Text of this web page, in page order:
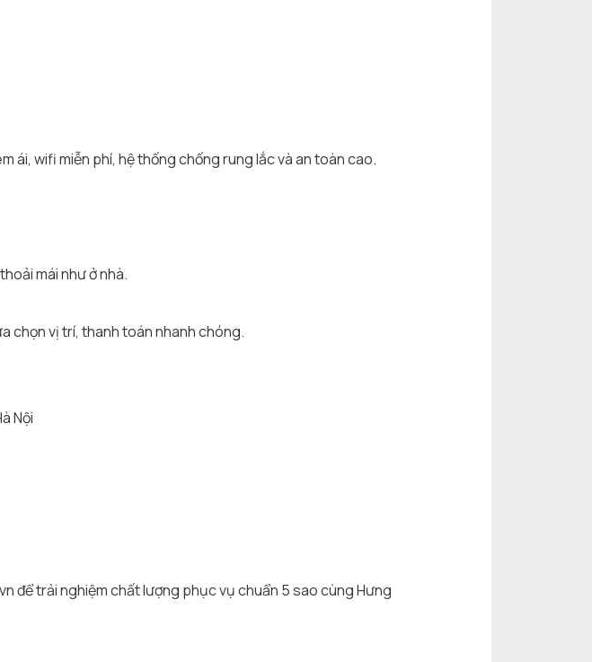
ái, wifi miễn phí, hệ thống chống rung lắc và an toàn cao.
mái như ở nhà.
chọn vị trí, thanh toán nhanh chóng.
Nội
để trải nghiệm chất lượng phục vụ chuẩn 5 sao cùng Hưng